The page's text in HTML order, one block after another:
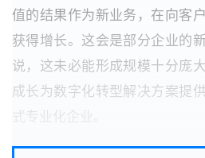
值的结果作为新业务，在向客
获得增长。这会是部分企业的
说，这未必能形成规模十分庞
成长为数字化转型解决方案提
式专业化企业。